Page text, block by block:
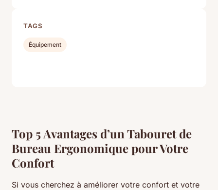
Top 5 Avantages d’un Tabouret de
Bureau Ergonomique pour Votre
Confort
Si vous cherchez à améliorer votre confort et votre
TAGS
Équipement